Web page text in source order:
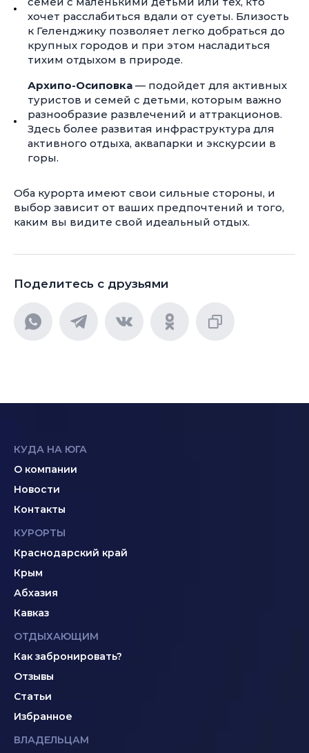
хочет расслабиться вдали от суеты. Близость
к Геленджику позволяет легко добраться до
крупных городов и при этом насладиться
тихим отдыхом в природе.
Архипо-Осиповка — подойдет для активных
туристов и семей с детьми, которым важно
разнообразие развлечений и аттракционов.
Здесь более развитая инфраструктура для
активного отдыха, аквапарки и экскурсии в
горы.
Оба курорта имеют свои сильные стороны, и
выбор зависит от ваших предпочтений и того,
каким вы видите свой идеальный отдых.
Поделитесь с друзьями
КУДА НА ЮГА
О компании
Новости
Контакты
КУРОРТЫ
Краснодарский край
Крым
Абхазия
Кавказ
ОТДЫХАЮЩИМ
Как забронировать?
Отзывы
Статьи
Избранное
ВЛАДЕЛЬЦАМ